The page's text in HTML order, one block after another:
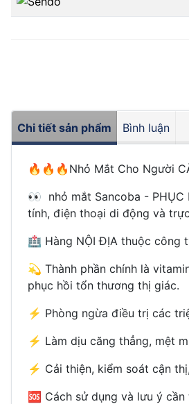
Chi tiết sản phẩm Bình luận
🔥🔥🔥 Nhỏ Mắt Cho Người
👀 nhỏ mắt Sancoba -
tính, điện thoại di động và
🏥 Hàng NỘI ĐỊA thuộc công
💫 Thành phần chính là
phục hồi tổn thương thị giác.
⚡️ Phòng ngừa điều trị các
⚡️ Làm dịu căng thẳng, mệt
⚡️ Cải thiện, kiểm soát cận
🆘 Cách sử dụng và lưu ý cần